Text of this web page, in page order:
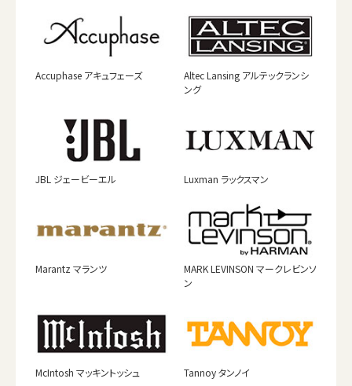
Accuphase アキュフェーズ
Altec Lansing アルテックランシ
ング
JBL ジェービーエル Luxman ラックスマン
Marantz マランツ
MARK LEVINSON マークレビンソ
ン
McIntosh マッキントッシュ Tannoy タンノイ